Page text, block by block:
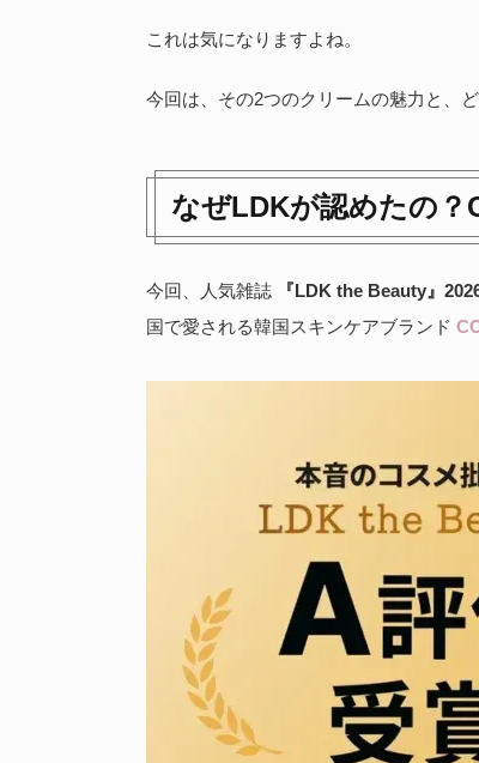
これは気になりますよね。
今回は、その2つのクリームの魅力と、
なぜLDKが認めたの？
今回、人気雑誌 『LDK the Beauty』
国で愛される韓国スキンケアブランド